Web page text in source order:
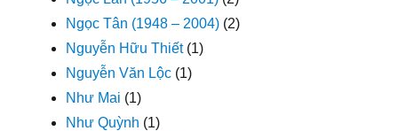
Ngọc Tân (1948 – 2004) (2)
Nguyễn Hữu Thiết(1)
Nguyễn Văn Lộc (1)
Như Mai (1)
Như Quỳnh (1)